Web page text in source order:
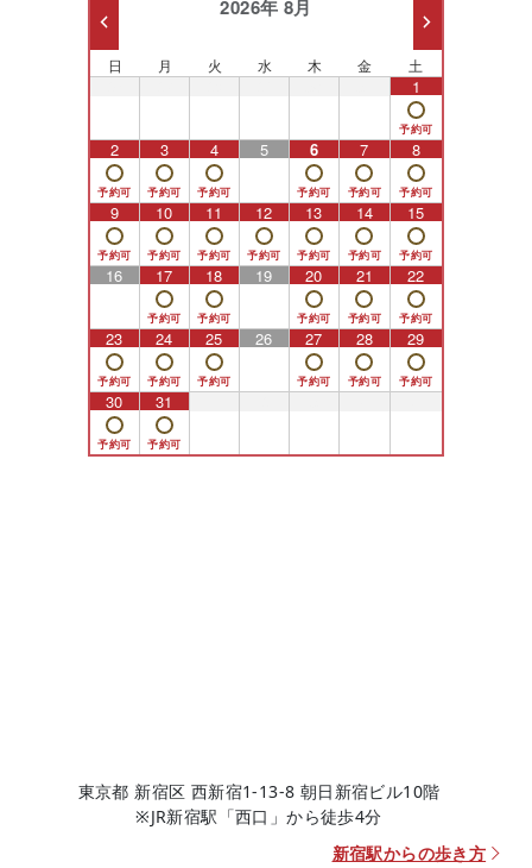
2026年 8月
日 月 火 水 木 金 土
1
2 3 4 5 6 7 8
9 10 11 12 13 14 15
16 17 18 19 20 21 22
23 24 25 26 27 28 29
30 31
東京都 新宿区 西新宿1-13-8 朝日新宿ビル10階
※JR新宿駅「西口」から徒歩4分
新宿駅からの歩き方